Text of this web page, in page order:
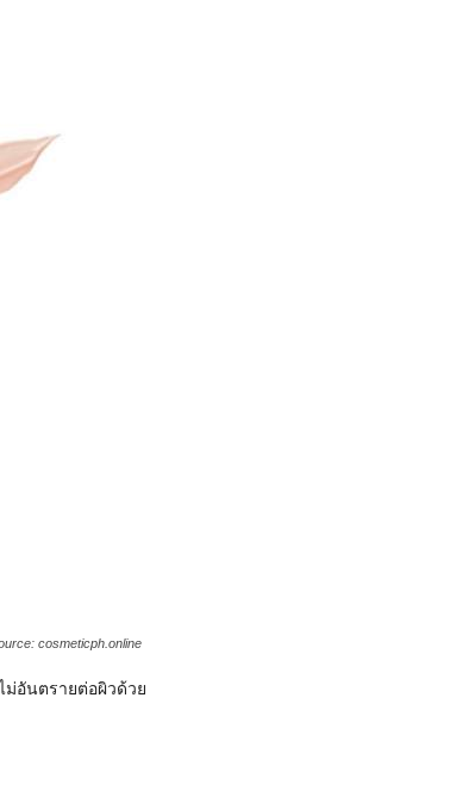
cosmeticph.online
ม่อันตรายต่อผิวด้วย